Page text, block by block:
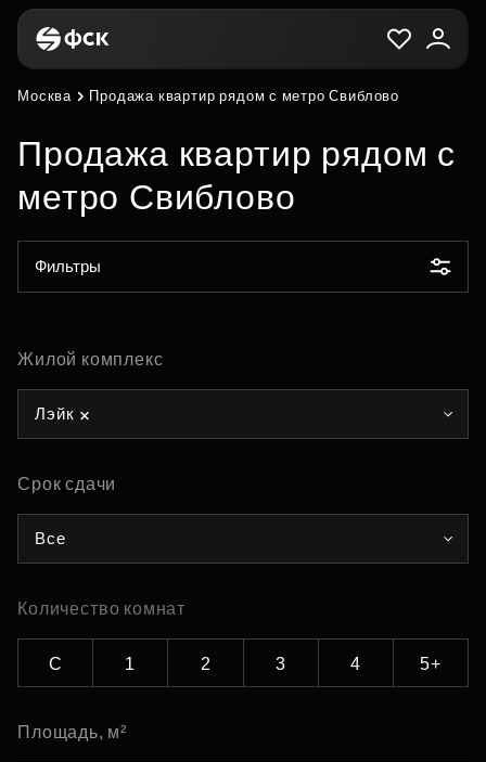
Москва Продажа квартир рядом с метро Свиблово
Продажа квартир рядом с
метро Свиблово
Фильтры
Жилой комплекс
Лэйк
Срок сдачи
Все
Количество комнат
С 1 2 3 4 5+
Площадь, м²